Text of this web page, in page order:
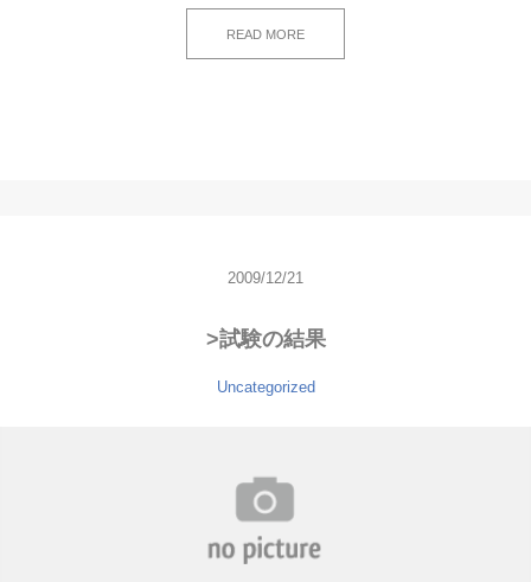
READ MORE
2009/12/21
>試験の結果
Uncategorized